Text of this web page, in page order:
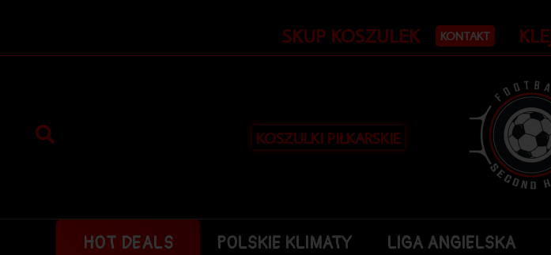
treści
SKUP KOSZULEK KONTAKT
KOSZULKI PIŁKARSKIE
HOT DEALS POLSKIE KLIMATY LIGA ANGIELSKA